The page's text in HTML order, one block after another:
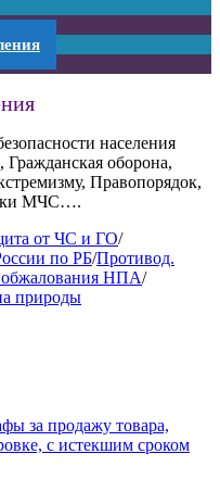
населения
оборона,
Правопорядок,
МЧС….
от ЧС и ГО/
по РБ/Противод.
НПА/
природы
за продажу товара,
с истекшим сроком